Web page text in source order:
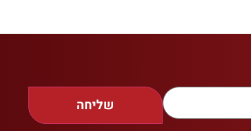
שליחה